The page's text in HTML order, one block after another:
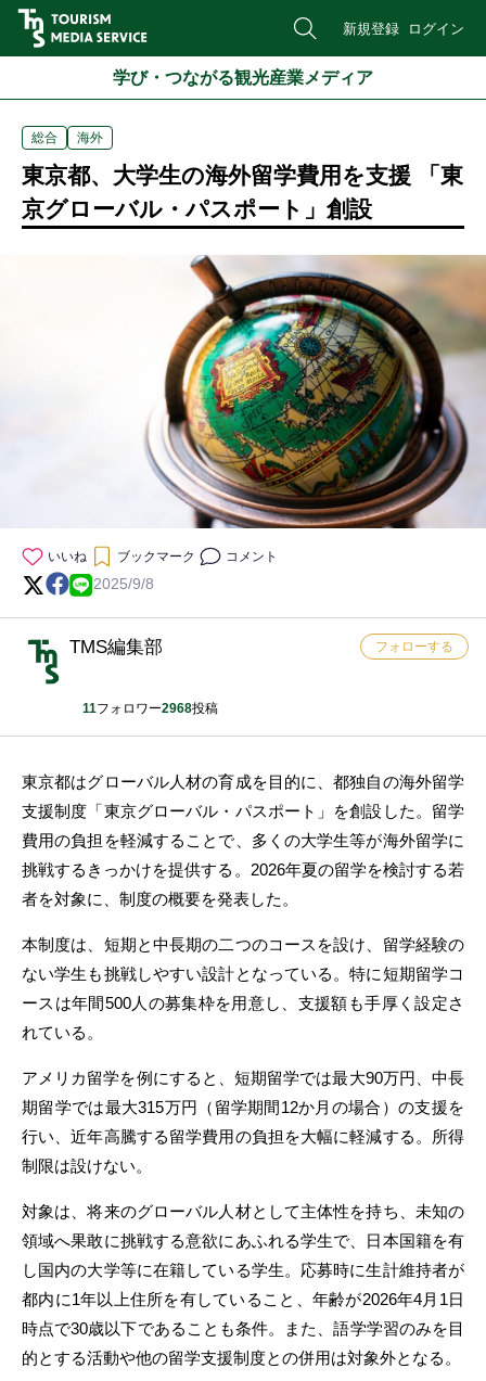
新規登録 ログイン
学び・つながる観光産業メディア
総合 海外
東京都、大学生の海外留学費用を支援 「東
京グローバル・パスポート」創設
いいね ブックマーク コメント
2025/9/8
TMS編集部
11フォロワー2968投稿
フォローする
東京都はグローバル人材の育成を目的に、都独自の海外留学
支援制度「東京グローバル・パスポート」を創設した。留学
費用の負担を軽減することで、多くの大学生等が海外留学に
挑戦するきっかけを提供する。2026年夏の留学を検討する若
者を対象に、制度の概要を発表した。
本制度は、短期と中長期の二つのコースを設け、留学経験の
ない学生も挑戦しやすい設計となっている。特に短期留学コ
ースは年間500人の募集枠を用意し、支援額も手厚く設定さ
れている。
アメリカ留学を例にすると、短期留学では最大90万円、中長
期留学では最大315万円（留学期間12か月の場合）の支援を
行い、近年高騰する留学費用の負担を大幅に軽減する。所得
制限は設けない。
対象は、将来のグローバル人材として主体性を持ち、未知の
領域へ果敢に挑戦する意欲にあふれる学生で、日本国籍を有
し国内の大学等に在籍している学生。応募時に生計維持者が
都内に1年以上住所を有していること、年齢が2026年4月1日
時点で30歳以下であることも条件。また、語学学習のみを目
的とする活動や他の留学支援制度との併用は対象外となる。